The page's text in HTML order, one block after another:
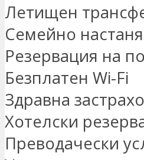
Летищен
Семейно
Резервация на
Безплатен Wi-Fi
Здравна
Хотелски
Преводачески